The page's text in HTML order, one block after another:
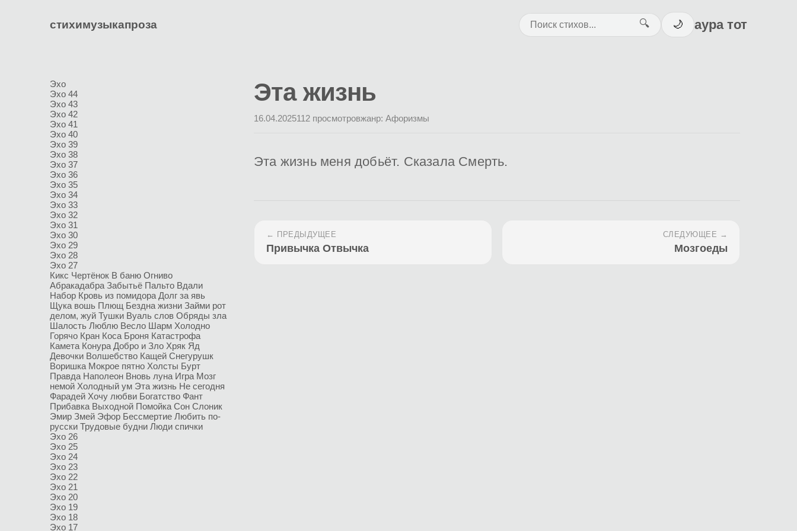
стихимузыкапроза 🔍 🌙 аура тот
Эхо
Эхо 44
Эхо 43
Эхо 42
Эхо 41
Эхо 40
Эхо 39
Эхо 38
Эхо 37
Эхо 36
Эхо 35
Эхо 34
Эхо 33
Эхо 32
Эхо 31
Эхо 30
Эхо 29
Эхо 28
Эхо 27
Кикс Чертёнок В баню Огниво
Абракадабра Забытьё Пальто Вдали
Набор Кровь из помидора Долг за явь
Щука вошь Плющ Бездна жизни Займи рот
делом, жуй Тушки Вуаль слов Обряды зла
Шалость Люблю Весло Шарм Холодно
Горячо Кран Коса Броня Катастрофа
Камета Конура Добро и Зло Хряк Яд
Девочки Волшебство Кащей Снегурушк
Воришка Мокрое пятно Холсты Бурт
Правда Наполеон Вновь луна Игра Мозг
немой Холодный ум Эта жизнь Не сегодня
Фарадей Хочу любви Богатство Фант
Прибавка Выходной Помойка Сон Слоник
Эмир Змей Эфор Бессмертие Любить по-
русски Трудовые будни Люди спички
Эхо 26
Эхо 25
Эхо 24
Эхо 23
Эхо 22
Эхо 21
Эхо 20
Эхо 19
Эхо 18
Эхо 17
Эта жизнь
16.04.2025112 просмотровжанр: Афоризмы
Эта жизнь меня добьёт. Сказала Смерть.
← ПРЕДЫДУЩЕЕ
Привычка Отвычка
СЛЕДУЮЩЕЕ →
Мозгоеды